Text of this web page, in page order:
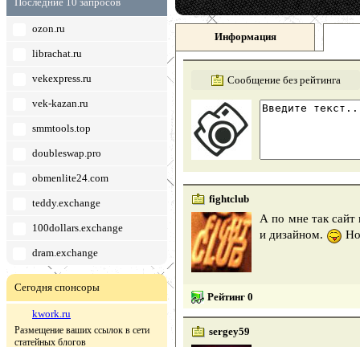
ozon.ru
librachat.ru
vekexpress.ru
vek-kazan.ru
smmtools.top
doubleswap.pro
obmenlite24.com
teddy.exchange
100dollars.exchange
dram.exchange
Сегодня спонсоры
kwork.ru
Размещение ваших ссылок в сети
статейных блогов
Информация
Сообщение без рейтинга
fightclub
А по мне так сайт
и дизайном.
Рейтинг 0
sergey59